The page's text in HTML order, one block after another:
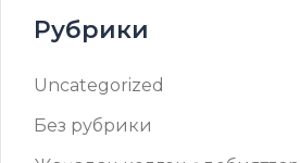
Рубрики
Uncategorized
Без рубрики